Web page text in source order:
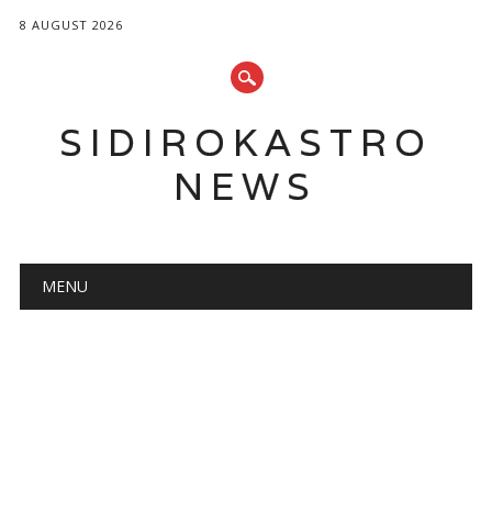
8 AUGUST 2026
SIDIROKASTRO
NEWS
Main menu
MENU